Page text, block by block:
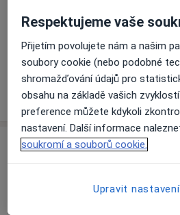
Ceník
Informace o službách a
Tento specialista ještě
svých
Adresa
Kohoutova 1513/6, Brno613
Respektujeme vaše
Přijetím povolujete nám a našim
soubory cookie (nebo podobné
shromažďování údajů pro
obsahu na základě vašich
preference můžete kdykoli
nastavení. Další informace
soukromí a souborů cookie.
Upravit nastavení